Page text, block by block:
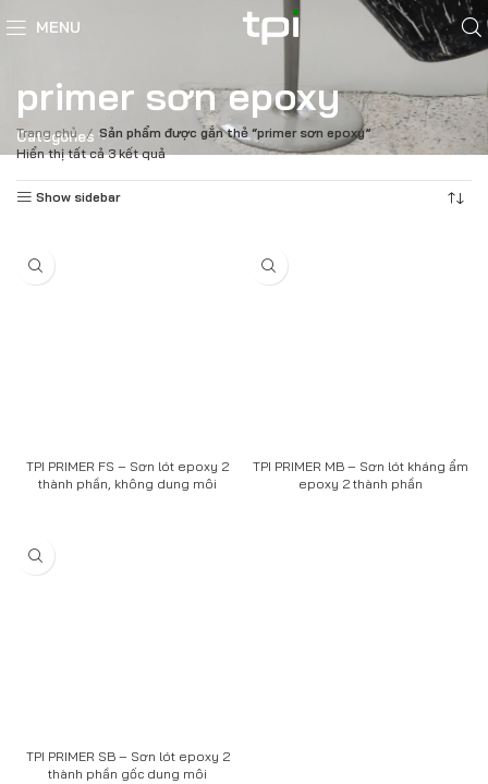
MENU
primer sơn epoxy
Categories
Trang chủ
Sản phẩm được gắn thẻ “primer sơn epoxy”
Hiển thị tất cả 3 kết quả
Show sidebar
TPI PRIMER FS – Sơn lót epoxy 2
thành phần, không dung môi
TPI PRIMER MB – Sơn lót kháng ẩm
epoxy 2 thành phần
TPI PRIMER SB – Sơn lót epoxy 2
thành phần gốc dung môi